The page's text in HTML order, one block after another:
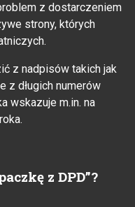
z dostarczeniem
strony, których
z nadpisów takich jak
z długich numerów
wskazuje m.in. na
z DPD”?